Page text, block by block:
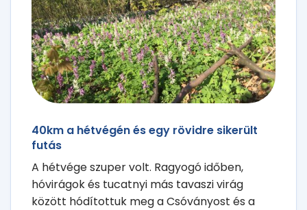
40km a hétvégén és egy rövidre sikerült
futás
A hétvége szuper volt. Ragyogó időben,
hóvirágok és tucatnyi más tavaszi virág
között hódítottuk meg a Csóványost és a